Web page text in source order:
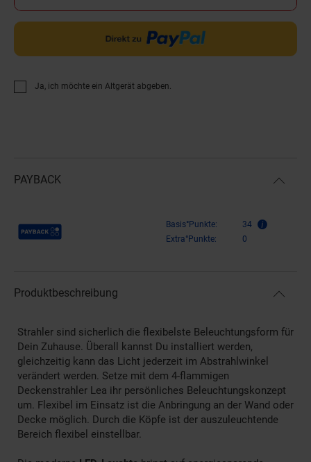
Ja, ich möchte ein Altgerät abgeben.
PAYBACK
Payback Punkte Basis°Punkte:
34
Extra°Punkte:
0
Produktbeschreibung
Strahler sind sicherlich die flexibelste Beleuchtungsform für
Dein Zuhause. Überall kannst Du installiert werden,
gleichzeitig kann das Licht jederzeit im Abstrahlwinkel
verändert werden. Setze mit dem 4-flammigen
Deckenstrahler Lea ihr persönliches Beleuchtungskonzept
um. Flexibel im Einsatz ist die Anbringung an der Wand oder
Decke möglich. Durch die Köpfe ist der auszuleuchtende
Bereich flexibel einstellbar.